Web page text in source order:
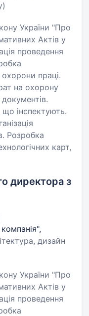
України "Про
Актів у
проведення
праці.
на охорону
що інспектують.
Розробка
карт,
директора з
дизайн
України "Про
Актів у
проведення